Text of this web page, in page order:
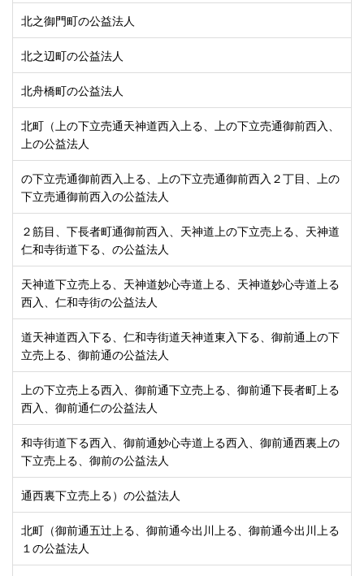
北之御門町の公益法人
北之辺町の公益法人
北舟橋町の公益法人
北町（上の下立売通天神道西入上る、上の下立売通御前西入、
上の公益法人
の下立売通御前西入上る、上の下立売通御前西入２丁目、上の
下立売通御前西入の公益法人
２筋目、下長者町通御前西入、天神道上の下立売上る、天神道
仁和寺街道下る、の公益法人
天神道下立売上る、天神道妙心寺道上る、天神道妙心寺道上る
西入、仁和寺街の公益法人
道天神道西入下る、仁和寺街道天神道東入下る、御前通上の下
立売上る、御前通の公益法人
上の下立売上る西入、御前通下立売上る、御前通下長者町上る
西入、御前通仁の公益法人
和寺街道下る西入、御前通妙心寺道上る西入、御前通西裏上の
下立売上る、御前の公益法人
通西裏下立売上る）の公益法人
北町（御前通五辻上る、御前通今出川上る、御前通今出川上る
１の公益法人